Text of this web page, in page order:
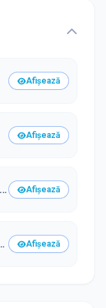
Afișează
Afișează
Afișează
••• Afișează